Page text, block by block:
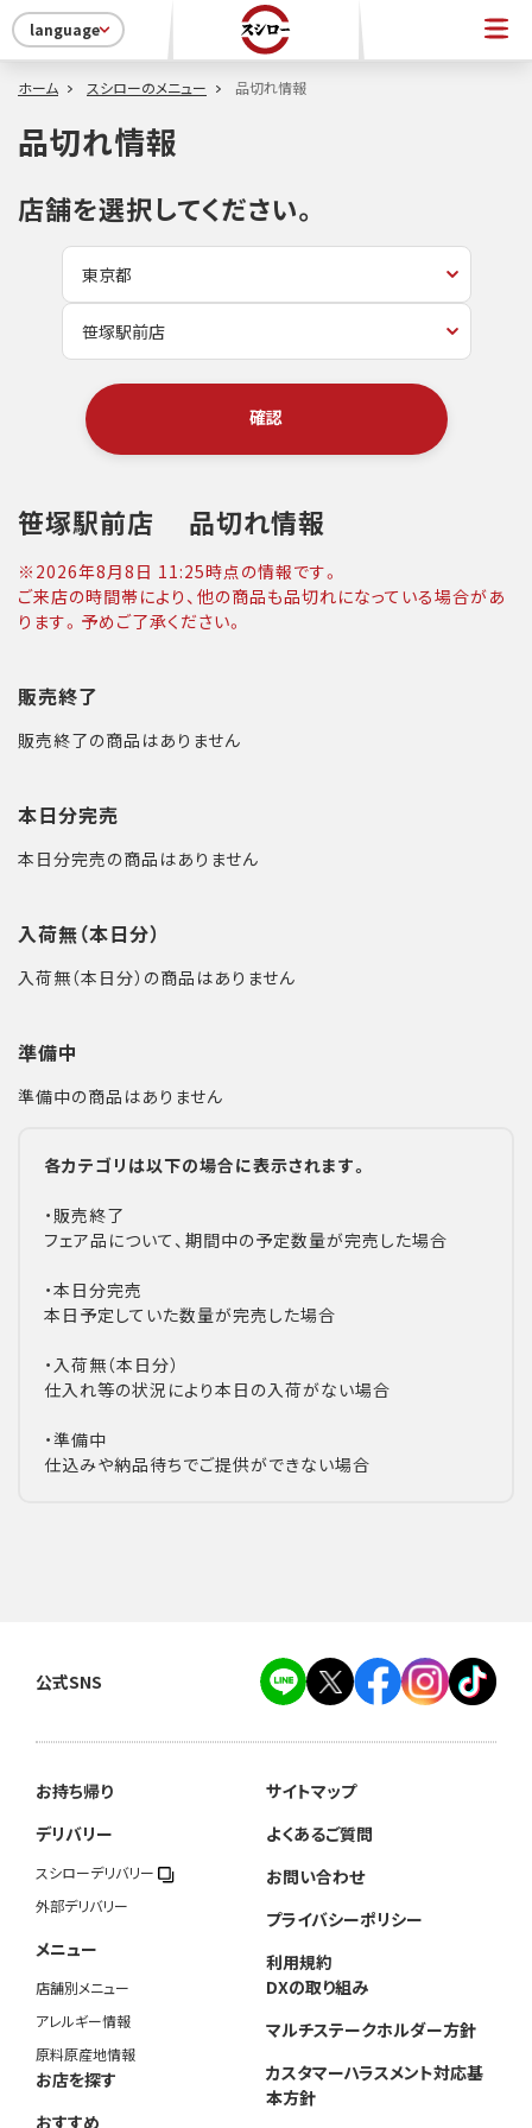
language
ホーム スシローのメニュー 品切れ情報
品切れ情報
店舗を選択してください。
確認
笹塚駅前店 品切れ情報
※ 2026年8月8日 11:25時点の情報です。
ご来店の時間帯により、他の商品も品切れになっている場合があ
ります。予めご了承ください。
販売終了
販売終了の商品はありません
本日分完売
本日分完売の商品はありません
入荷無（本日分）
入荷無（本日分）の商品はありません
準備中
準備中の商品はありません
各カテゴリは以下の場合に表示されます。
・販売終了
フェア品について、期間中の予定数量が完売した場合
・本日分完売
本日予定していた数量が完売した場合
・入荷無（本日分）
仕入れ等の状況により本日の入荷がない場合
・準備中
仕込みや納品待ちでご提供ができない場合
公式SNS
お持ち帰り
デリバリー
スシローデリバリー
外部デリバリー
メニュー
店舗別メニュー
アレルギー情報
原料原産地情報
お店を探す
おすすめ
サイトマップ
よくあるご質問
お問い合わせ
プライバシーポリシー
利用規約
DXの取り組み
マルチステークホルダー方針
カスタマーハラスメント対応基
本方針